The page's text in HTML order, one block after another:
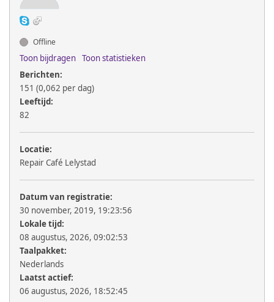
Offline
Toon bijdragen Toon statistieken
Berichten:
151 (0,062 per dag)
Leeftijd:
82
Locatie:
Repair Café Lelystad
Datum van registratie:
30 november, 2019, 19:23:56
Lokale tijd:
08 augustus, 2026, 09:02:53
Taalpakket:
Nederlands
Laatst actief:
06 augustus, 2026, 18:52:45